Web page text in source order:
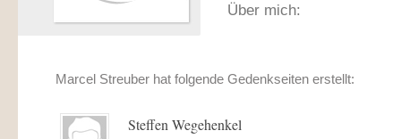
Über mich:
Marcel Streuber hat folgende Gedenkseiten erstellt:
Steffen Wegehenkel